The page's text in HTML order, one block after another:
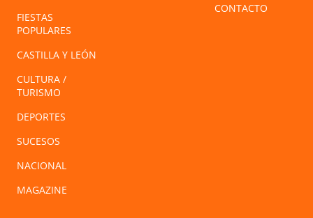
FIESTAS
POPULARES
CASTILLA Y LEÓN
CULTURA /
TURISMO
DEPORTES
SUCESOS
NACIONAL
MAGAZINE
CONTACTO